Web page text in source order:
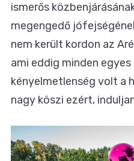
ismerős
megengedő
nem került kordon az
ami eddig minden
kényelmetlenség volt a
nagy köszi ezért,